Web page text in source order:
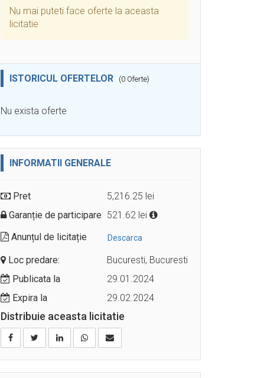
Nu mai puteti face oferte la aceasta
licitatie
ISTORICUL OFERTELOR (0 Oferte)
Nu exista oferte
INFORMATII GENERALE
Pret
5,216.25 lei
Garanție de participare 521.62 lei
Anunțul de licitație
Descarca
Loc predare:
Bucuresti, Bucuresti
Publicata la
29.01.2024
Expira la
29.02.2024
Distribuie aceasta licitatie